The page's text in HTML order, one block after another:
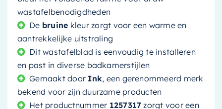
wastafelbenodigdheden
De bruine kleur zorgt voor een warme en
aantrekkelijke uitstraling
Dit wastafelblad is eenvoudig te installeren
en past in diverse badkamerstijlen
Gemaakt door Ink, een gerenommeerd merk
bekend voor zijn duurzame producten
Het productnummer 1257317 zorgt voor een